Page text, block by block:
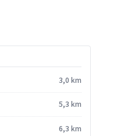
3,0 km
5,3 km
6,3 km